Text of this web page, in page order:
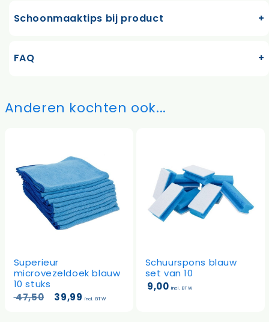
Schoonmaaktips bij product
FAQ
Anderen kochten ook...
Superieur
microvezeldoek blauw
10 stuks
47,50
Oorspronkelijke
39,99 Huidige
incl. BTW
Schuurspons blauw
set van 10
9,00 incl. BTW